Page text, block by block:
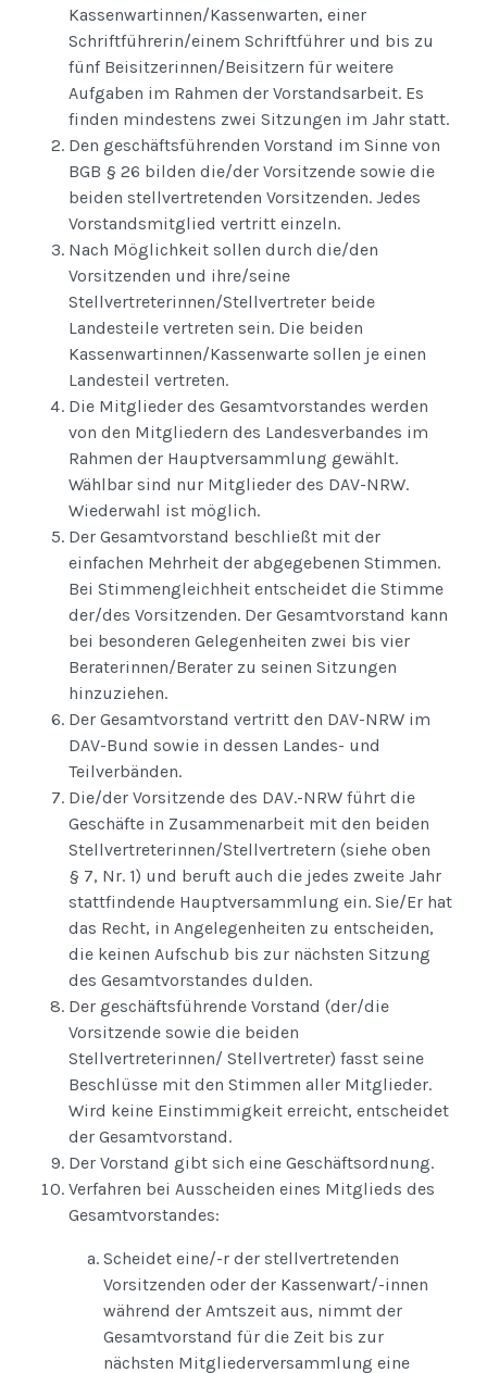
Kassenwartinnen/Kassenwarten, einer
Schriftführerin/einem Schriftführer und bis zu
fünf Beisitzerinnen/Beisitzern für weitere
Aufgaben im Rahmen der Vorstandsarbeit. Es
finden mindestens zwei Sitzungen im Jahr statt.
Den geschäftsführenden Vorstand im Sinne von
BGB § 26 bilden die/der Vorsitzende sowie die
beiden stellvertretenden Vorsitzenden. Jedes
Vorstandsmitglied vertritt einzeln.
Nach Möglichkeit sollen durch die/den
Vorsitzenden und ihre/seine
Stellvertreterinnen/Stellvertreter beide
Landesteile vertreten sein. Die beiden
Kassenwartinnen/Kassenwarte sollen je einen
Landesteil vertreten.
Die Mitglieder des Gesamtvorstandes werden
von den Mitgliedern des Landesverbandes im
Rahmen der Hauptversammlung gewählt.
Wählbar sind nur Mitglieder des DAV-NRW.
Wiederwahl ist möglich.
Der Gesamtvorstand beschließt mit der
einfachen Mehrheit der abgegebenen Stimmen.
Bei Stimmengleichheit entscheidet die Stimme
der/des Vorsitzenden. Der Gesamtvorstand kann
bei besonderen Gelegenheiten zwei bis vier
Beraterinnen/Berater zu seinen Sitzungen
hinzuziehen.
Der Gesamtvorstand vertritt den DAV-NRW im
DAV-Bund sowie in dessen Landes- und
Teilverbänden.
Die/der Vorsitzende des DAV.-NRW führt die
Geschäfte in Zusammenarbeit mit den beiden
Stellvertreterinnen/Stellvertretern (siehe oben
§ 7, Nr. 1) und beruft auch die jedes zweite Jahr
stattfindende Hauptversammlung ein. Sie/Er hat
das Recht, in Angelegenheiten zu entscheiden,
die keinen Aufschub bis zur nächsten Sitzung
des Gesamtvorstandes dulden.
Der geschäftsführende Vorstand (der/die
Vorsitzende sowie die beiden
Stellvertreterinnen/ Stellvertreter) fasst seine
Beschlüsse mit den Stimmen aller Mitglieder.
Wird keine Einstimmigkeit erreicht, entscheidet
der Gesamtvorstand.
Der Vorstand gibt sich eine Geschäftsordnung.
Verfahren bei Ausscheiden eines Mitglieds des
Gesamtvorstandes:
Scheidet eine/-r der stellvertretenden
Vorsitzenden oder der Kassenwart/-innen
während der Amtszeit aus, nimmt der
Gesamtvorstand für die Zeit bis zur
nächsten Mitgliederversammlung eine